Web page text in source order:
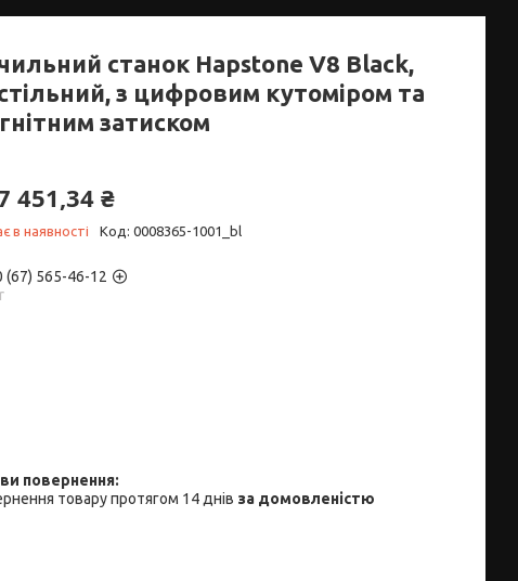
станок Hapstone V8 Black,
з цифровим кутоміром та
затиском
451,34 ₴
в наявності Код: 0008365-1001_bl
(67) 565-46-12
товару протягом 14 днів за домовленістю